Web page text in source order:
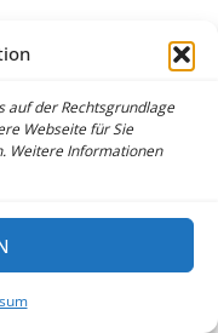
auf der Rechtsgrundlage
Webseite für Sie
Weitere Informationen